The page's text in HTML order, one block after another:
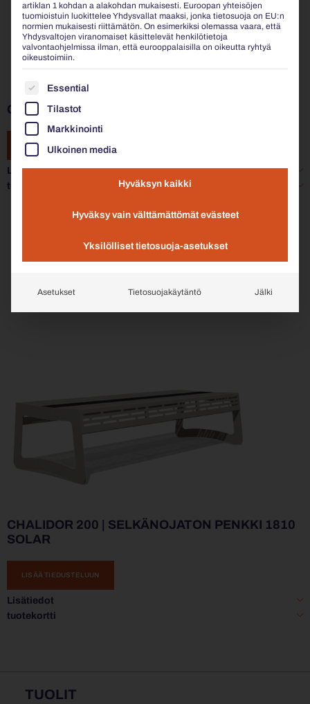
CHALIDOR 200 | SELKÄNOJATON PENKKI 2405
LISÄÄ TIEDUSTELUUN
Lisätiedot
tuotekortti
CHALIDOR 200 | SELKÄNOJATON PENKKI 1810
SOLAR
LISÄÄ TIEDUSTELUUN
Lisätiedot
tuotekortti
TUOLIT
artiklan 1 kohdan a alakohdan mukaisesti. Euroopan yhteisöjen
tuomioistuin luokittelee Yhdysvallat maaksi, jonka tietosuoja on EU:n
normien mukaisesti riittämätön. On esimerkiksi olemassa vaara, että
Yhdysvaltojen viranomaiset käsittelevät henkilötietoja
valvontaohjelmissa ilman, että eurooppalaisilla on oikeutta ryhtyä
oikeustoimiin.
SEURAAVASSA ON LUETTELO
Essential
Tilastot
Markkinointi
Ulkoinen media
Hyväksyn kaikki
Hyväksy vain välttämättömät evästeet
Yksilölliset tietosuoja-asetukset
Asetukset Tietosuojakäytäntö Jälki